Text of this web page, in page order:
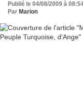
Publié le 04/08/2009 à
Par Marion